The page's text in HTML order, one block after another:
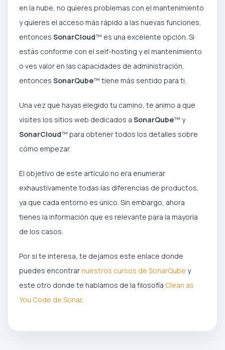
en la nube, no quieres problemas con el mantenimiento
y quieres el acceso más rápido a las nuevas funciones,
entonces SonarCloud™ es una excelente opción. Si
estás conforme con el self-hosting y el mantenimiento
o ves valor en las capacidades de administración,
entonces SonarQube™ tiene más sentido para ti.
Una vez que hayas elegido tu camino, te animo a que
visites los sitios web dedicados a SonarQube™ y
SonarCloud™ para obtener todos los detalles sobre
cómo empezar.
El objetivo de este artículo no era enumerar
exhaustivamente todas las diferencias de productos,
ya que cada entorno es único. Sin embargo, ahora
tienes la información que es relevante para la mayoría
de los casos.
Por si te interesa, te dejamos este enlace donde
puedes encontrarnuestros cursos de SonarQube y
este otro donde te hablamos de la filosofía Clean as
You Code de Sonar.